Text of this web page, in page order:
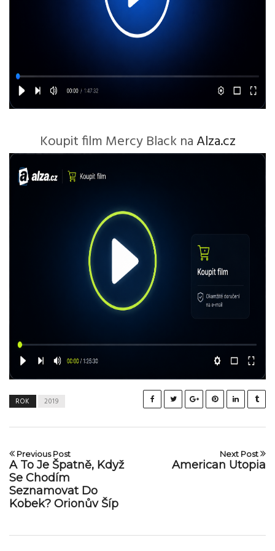
Koupit film Mercy Black na Alza.cz
ROK 2019
Previous Post
A To Je Špatně, Když
Se Chodím
Seznamovat Do
Kobek? Orionův Šíp
Next Post
American Utopia